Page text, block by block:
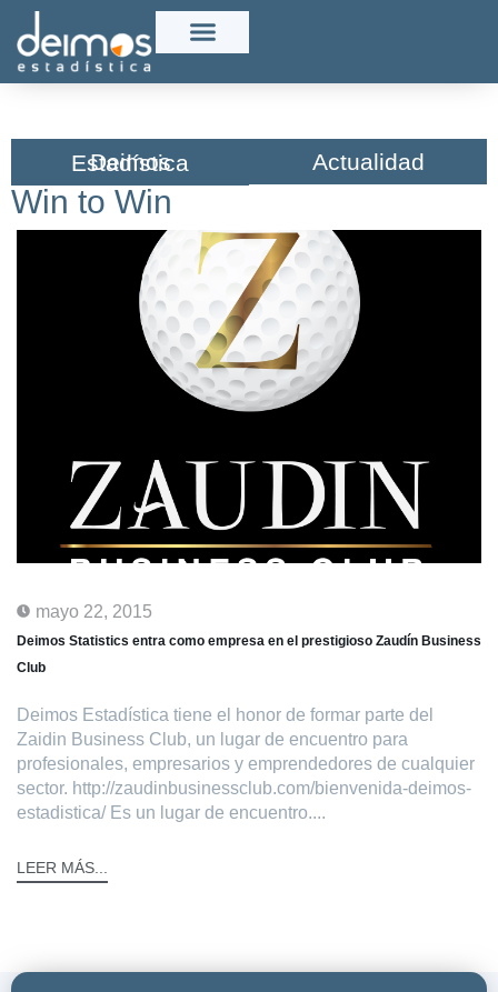
Deimos Estadística​ Actualidad
Win to Win
mayo 22, 2015
Deimos Statistics entra como empresa en el prestigioso Zaudín Business
Club
Deimos Estadística tiene el honor de formar parte del
Zaidin Business Club, un lugar de encuentro para
profesionales, empresarios y emprendedores de cualquier
sector. http://zaudinbusinessclub.com/bienvenida-deimos-
estadistica/ Es un lugar de encuentro....
LEER MÁS...